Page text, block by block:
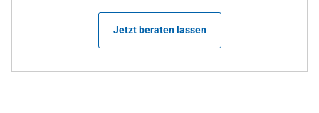
Jetzt beraten lassen